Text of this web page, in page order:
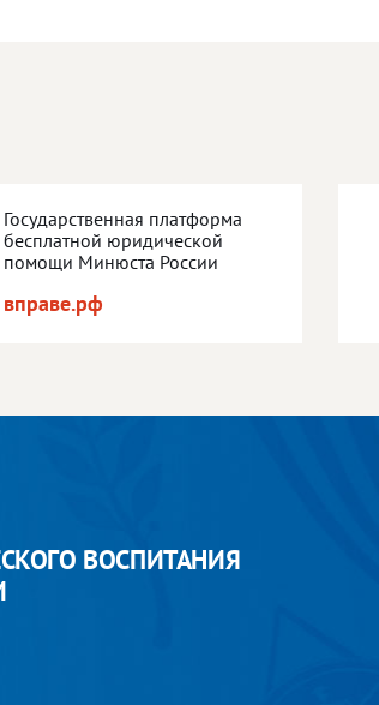
Государственная платформа
бесплатной юридической
помощи Минюста России
вправе.рф
ВОСПИТАНИЯ